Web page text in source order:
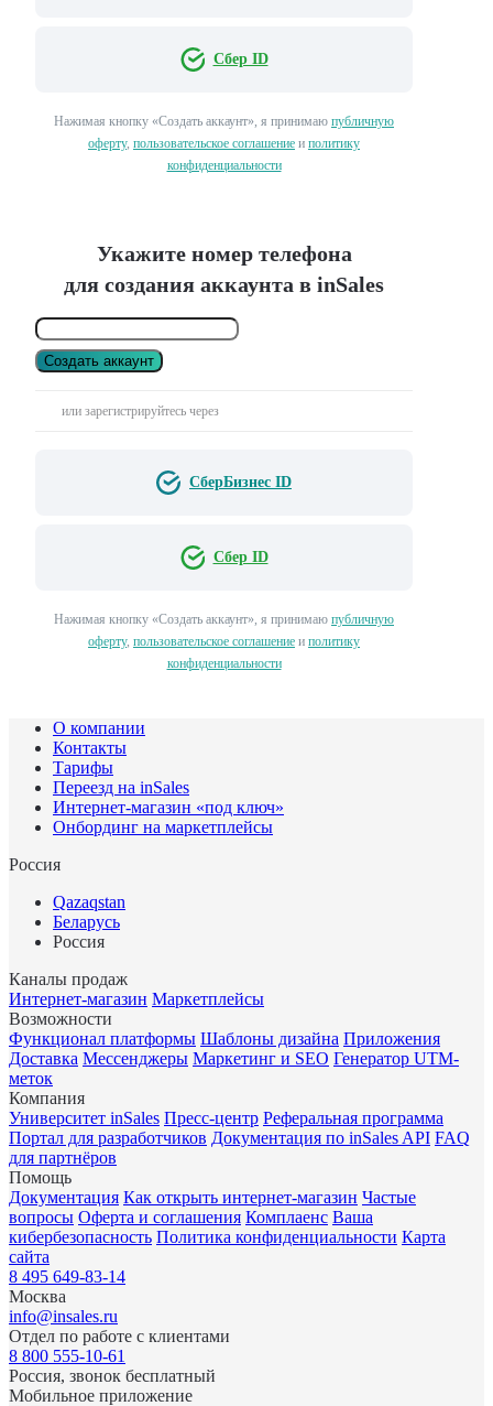
Сбер ID
Нажимая кнопку «Создать аккаунт», я принимаю публичную
оферту, пользовательское соглашение и политику
конфиденциальности
Укажите номер телефона
для создания аккаунта в inSales
Создать аккаунт
или зарегистрируйтесь через
СберБизнес ID
Сбер ID
Нажимая кнопку «Создать аккаунт», я принимаю публичную
оферту, пользовательское соглашение и политику
конфиденциальности
О компании
Контакты
Тарифы
Переезд на inSales
Интернет-магазин «под ключ»
Онбординг на маркетплейсы
Россия
Qazaqstan
Беларусь
Россия
Каналы продаж
Интернет-магазин Маркетплейсы
Возможности
Функционал платформы Шаблоны дизайна Приложения
Доставка Мессенджеры Маркетинг и SEO Генератор UTM-
меток
Компания
Университет inSales Пресс-центр Реферальная программа
Портал для разработчиков Документация по inSales API FAQ
для партнёров
Помощь
Документация Как открыть интернет-магазин Частые
вопросы Оферта и соглашения Комплаенс Ваша
кибербезопасность Политика конфиденциальности Карта
сайта
8 495 649-83-14
Москва
info@insales.ru
Отдел по работе с клиентами
8 800 555-10-61
Россия, звонок бесплатный
Мобильное приложение